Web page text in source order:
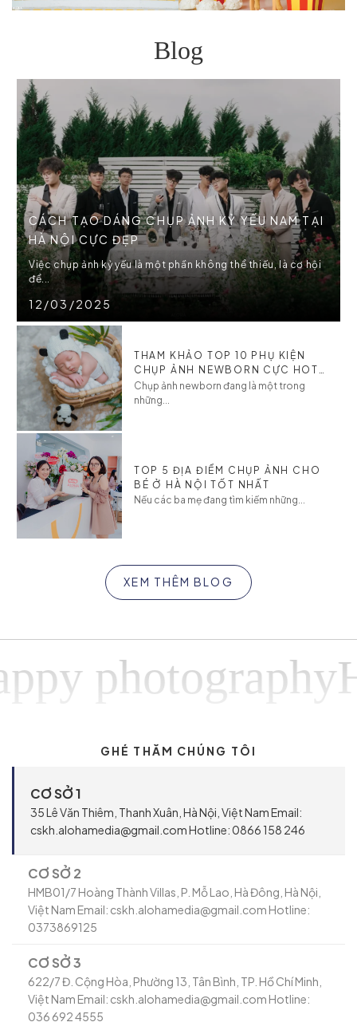
Blog
CÁCH TẠO DÁNG CHỤP ẢNH KỶ YẾU NAM TẠI
HÀ NỘI CỰC ĐẸP
12/03/2025
Việc chụp ảnh kỷ yếu là một phần không thể thiếu, là cơ hội
để...
THAM KHẢO TOP 10 PHỤ KIỆN
CHỤP ẢNH NEWBORN CỰC HOT
CHO BÉ
Chụp ảnh newborn đang là một trong
những...
TOP 5 ĐỊA ĐIỂM CHỤP ẢNH CHO
BÉ Ở HÀ NỘI TỐT NHẤT
Nếu các ba mẹ đang tìm kiếm những...
XEM THÊM BLOG
GHÉ THĂM CHÚNG TÔI
CƠ SỞ 1
35 Lê Văn Thiêm, Thanh Xuân, Hà Nội, Việt Nam Email:
cskh.alohamedia@gmail.com Hotline: 0866 158 246
CƠ SỞ 2
HMB01/7 Hoàng Thành Villas, P. Mỗ Lao, Hà Đông, Hà Nội,
Việt Nam Email: cskh.alohamedia@gmail.com Hotline:
0373869125
CƠ SỞ 3
622/7 Đ. Cộng Hòa, Phường 13, Tân Bình, TP. Hồ Chí Minh,
Việt Nam Email: cskh.alohamedia@gmail.com Hotline:
036 692 4555